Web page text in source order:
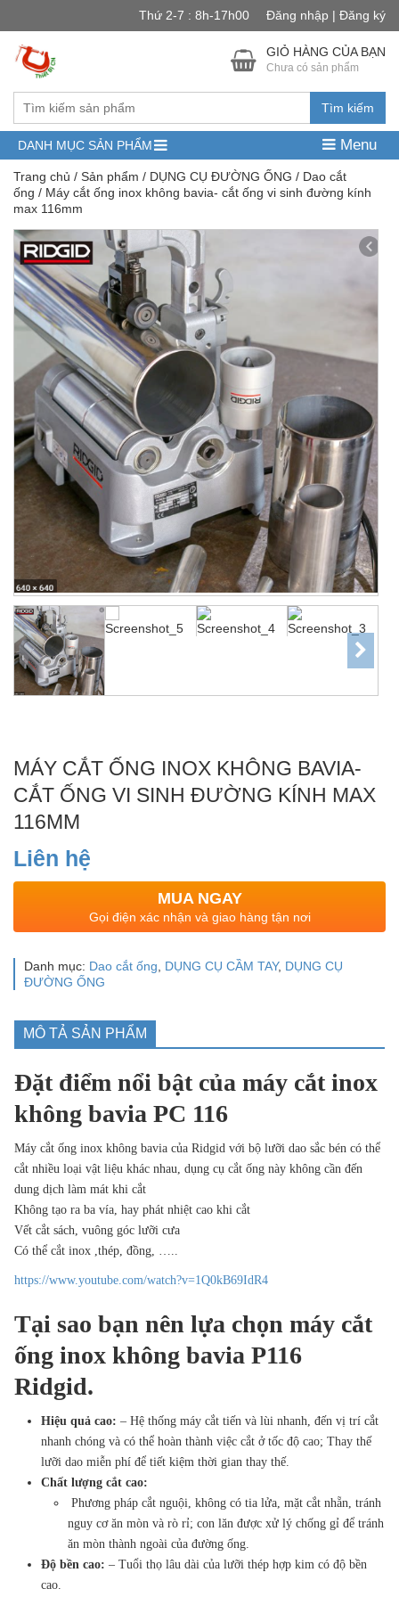
Thứ 2-7 : 8h-17h00 Đăng nhập | Đăng ký
Tìm kiếm
GIỎ HÀNG CỦA BẠN
Chưa có sản phẩm
DANH MỤC SẢN PHẨM Menu
Trang chủ / Sản phẩm / DỤNG CỤ ĐƯỜNG ỐNG / Dao cắt
ống / Máy cắt ống inox không bavia- cắt ống vi sinh đường kính
max 116mm
MÁY CẮT ỐNG INOX KHÔNG BAVIA-
CẮT ỐNG VI SINH ĐƯỜNG KÍNH MAX
116MM
Liên hệ
MUA NGAY
Gọi điện xác nhận và giao hàng tận nơi
Danh mục: Dao cắt ống, DỤNG CỤ CẦM TAY, DỤNG CỤ
ĐƯỜNG ỐNG
MÔ TẢ SẢN PHẨM
Đặt điểm nổi bật của máy cắt inox
không bavia PC 116
Máy cắt ống inox không bavia của Ridgid với bộ lưỡi dao sắc bén có thể
cắt nhiều loại vật liệu khác nhau, dụng cụ cắt ống này không cần đến
dung dịch làm mát khi cắt
Không tạo ra ba vía, hay phát nhiệt cao khi cắt
Vết cắt sách, vuông góc lưỡi cưa
Có thể cắt inox ,thép, đồng, …..
https://www.youtube.com/watch?v=1Q0kB69IdR4
Tại sao bạn nên lựa chọn máy cắt
ống inox không bavia P116
Ridgid.
Hiệu quả cao: – Hệ thống máy cắt tiến và lùi nhanh, đến vị trí cắt
nhanh chóng và có thể hoàn thành việc cắt ở tốc độ cao; Thay thế
lưỡi dao miễn phí để tiết kiệm thời gian thay thế.
Chất lượng cắt cao:
Phương pháp cắt nguội, không có tia lửa, mặt cắt nhẵn, tránh
nguy cơ ăn mòn và rò rỉ; con lăn được xử lý chống gỉ để tránh
ăn mòn thành ngoài của đường ống.
Độ bền cao: – Tuổi thọ lâu dài của lưỡi thép hợp kim có độ bền
cao.